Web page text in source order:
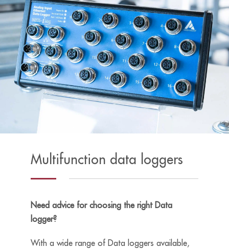
Multifunction data loggers
Need advice for choosing the right Data
logger?
With a wide range of Data loggers available,